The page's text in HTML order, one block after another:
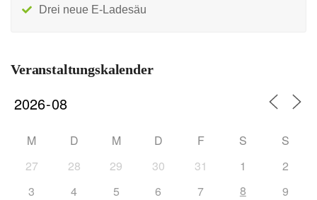
Drei neue E-Ladesäu
Veranstaltungskalender
M D M D F S
S
27
28 29 30 31 1
2
3
4 5 6 7 8
9